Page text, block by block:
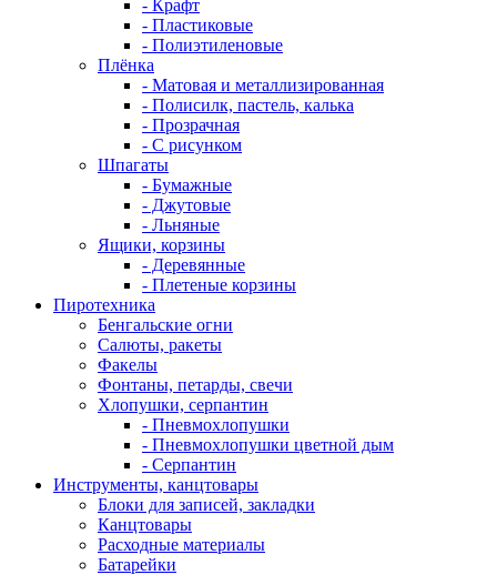
- Крафт
- Пластиковые
- Полиэтиленовые
Плёнка
- Матовая и металлизированная
- Полисилк, пастель, калька
- Прозрачная
- С рисунком
Шпагаты
- Бумажные
- Джутовые
- Льняные
Ящики, корзины
- Деревянные
- Плетеные корзины
Пиротехника
Бенгальские огни
Салюты, ракеты
Факелы
Фонтаны, петарды, свечи
Хлопушки, серпантин
- Пневмохлопушки
- Пневмохлопушки цветной дым
- Серпантин
Инструменты, канцтовары
Блоки для записей, закладки
Канцтовары
Расходные материалы
Батарейки